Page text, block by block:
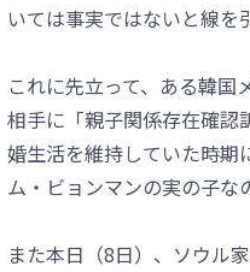
いては事実ではないと線を
これに先立って、ある韓
相手に「親子関係存在確認
婚生活を維持していた時期
ム・ビョンマンの実の子な
また本日（8日）、ソウル